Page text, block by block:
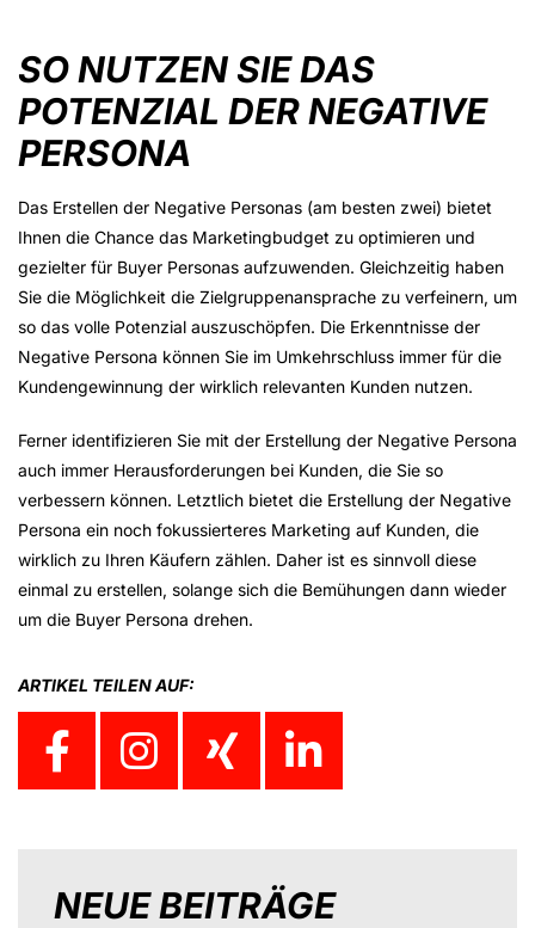
SO NUTZEN SIE DAS
POTENZIAL DER NEGATIVE
PERSONA
Das Erstellen der Negative Personas (am besten zwei) bietet
Ihnen die Chance das Marketingbudget zu optimieren und
gezielter für Buyer Personas aufzuwenden. Gleichzeitig haben
Sie die Möglichkeit die Zielgruppenansprache zu verfeinern, um
so das volle Potenzial auszuschöpfen. Die Erkenntnisse der
Negative Persona können Sie im Umkehrschluss immer für die
Kundengewinnung der wirklich relevanten Kunden nutzen.
Ferner identifizieren Sie mit der Erstellung der Negative Persona
auch immer Herausforderungen bei Kunden, die Sie so
verbessern können. Letztlich bietet die Erstellung der Negative
Persona ein noch fokussierteres Marketing auf Kunden, die
wirklich zu Ihren Käufern zählen. Daher ist es sinnvoll diese
einmal zu erstellen, solange sich die Bemühungen dann wieder
um die Buyer Persona drehen.
ARTIKEL TEILEN AUF:
NEUE BEITRÄGE